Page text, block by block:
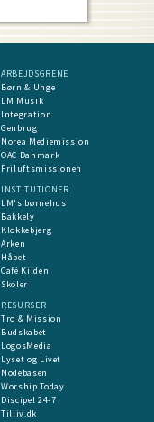
ARBEJDSGRENE
Børn & Unge
LM Musik
Integration
Genbrug
Norea Mediemission
OAC Danmark
Friluftsmissionen
INSTITUTIONER
LM's børnehus
Bakkely
Klokkebjerg
Arken
Håbet
Café Kilden
Skoler
RESURSER
Tro & Mission
Budskabet
LogosMedia
Lyset og Livet
Nodebasen
Worship Today
Discipel 24-7
Tilliv.dk